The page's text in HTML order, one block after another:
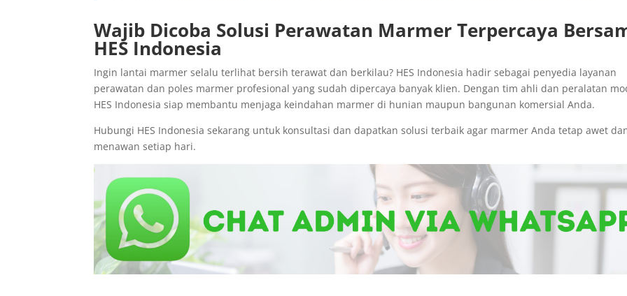
Wajib Dicoba Solusi Perawatan Marmer Terpercaya
HES Indonesia
Ingin lantai marmer selalu terlihat bersih terawat dan berkilau? HES Indonesia hadir sebagai penyedia layanan
perawatan dan poles marmer profesional yang sudah dipercaya banyak klien. Dengan tim ahli dan peralatan
HES Indonesia siap membantu menjaga keindahan marmer di hunian maupun bangunan komersial Anda.
Hubungi HES Indonesia sekarang untuk konsultasi dan dapatkan solusi terbaik agar marmer Anda tetap awet
menawan setiap hari.